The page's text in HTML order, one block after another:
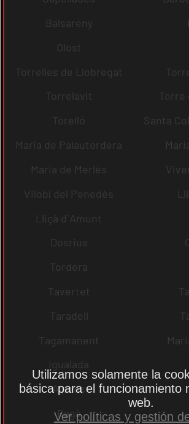
Balsareny
Olost
Torrelles de Llobregat
Torrelavit
Torre
Torelló
Santa
Maria de Palautordera
Maria de Merlès
Vilobí del Penedès
Lliçà d´Amunt
Dosrius
Tordera
Tavertet
Taradell
Tagamanent
Igualada
Alpens
Bagà
Utilizamos solamente la
básica para el funcionamiento
web.
Ver políticas y gestión